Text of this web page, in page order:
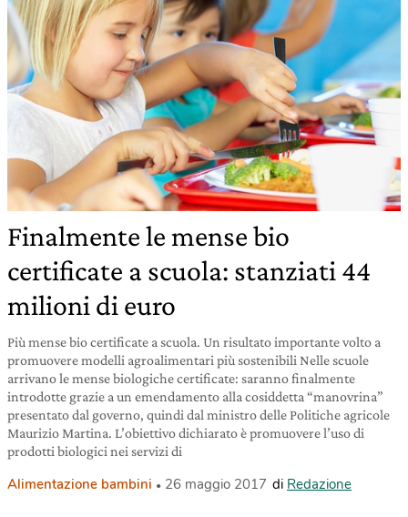
Finalmente le mense bio
certificate a scuola: stanziati 44
milioni di euro
Più mense bio certificate a scuola. Un risultato importante volto a
promuovere modelli agroalimentari più sostenibili Nelle scuole
arrivano le mense biologiche certificate: saranno finalmente
introdotte grazie a un emendamento alla cosiddetta “manovrina”
presentato dal governo, quindi dal ministro delle Politiche agricole
Maurizio Martina. L’obiettivo dichiarato è promuovere l’uso di
prodotti biologici nei servizi di
Alimentazione bambini 26 maggio 2017 di Redazione